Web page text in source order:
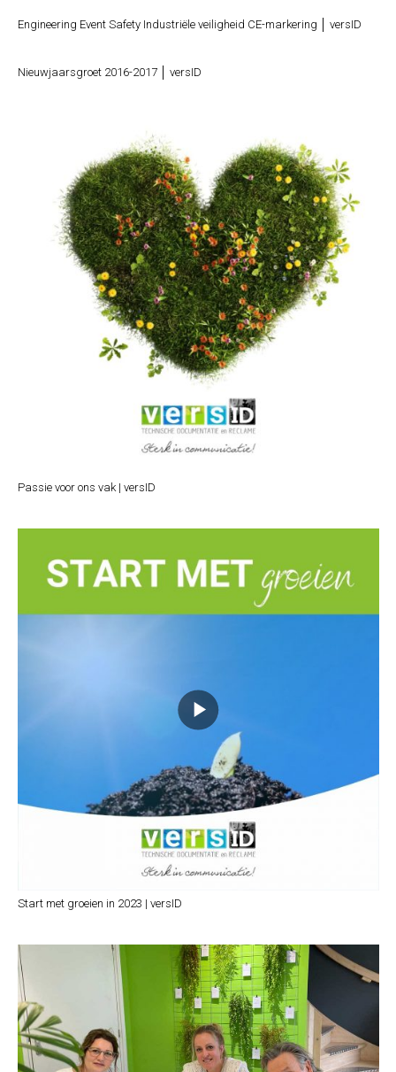
Engineering Event Safety Industriële veiligheid CE-markering │ versID
Nieuwjaarsgroet 2016-2017 │ versID
Passie voor ons vak | versID
Start met groeien in 2023 | versID